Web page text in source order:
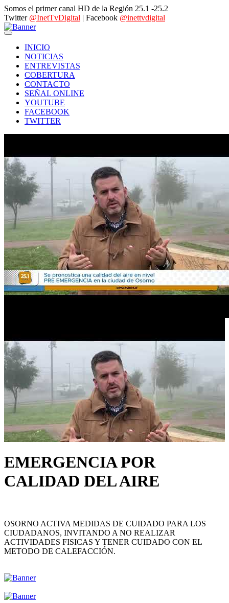
Somos el primer canal HD de la Región 25.1 -25.2
Twitter @InetTvDigital | Facebook @inettvdigital
INICIO
NOTICIAS
ENTREVISTAS
COBERTURA
CONTACTO
SEÑAL ONLINE
YOUTUBE
FACEBOOK
TWITTER
EMERGENCIA POR
CALIDAD DEL AIRE
OSORNO ACTIVA MEDIDAS DE CUIDADO PARA LOS
CIUDADANOS, INVITANDO A NO REALIZAR
ACTIVIDADES FISICAS Y TENER CUIDADO CON EL
METODO DE CALEFACCIÓN.